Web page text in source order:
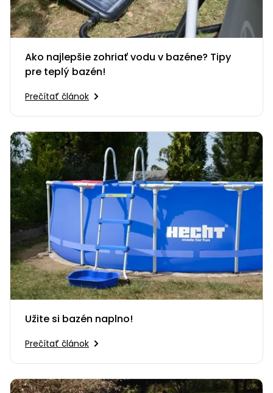
Ako najlepšie zohriať vodu v bazéne? Tipy
pre teplý bazén!
Prečítať článok
Užite si bazén naplno!
Prečítať článok